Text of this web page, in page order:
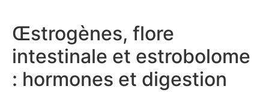
Œstrogènes, flore
intestinale et estrobolome
: hormones et digestion